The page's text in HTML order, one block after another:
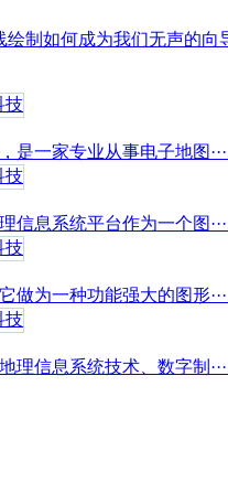
制如何成为我们无声的向
是一家专业从事电子地图
信息系统平台作为一个图
做为一种功能强大的图形
理信息系统技术、数字制